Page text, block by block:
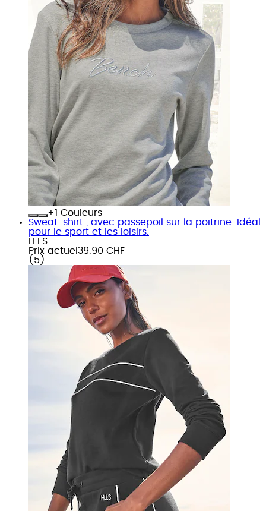
+
Couleurs
Sweat-shirt , avec passepoil sur la poitrine. Idéal
pour le sport et les loisirs.
H.I.S
Prix actuel 39.90 CHF
( 5 )